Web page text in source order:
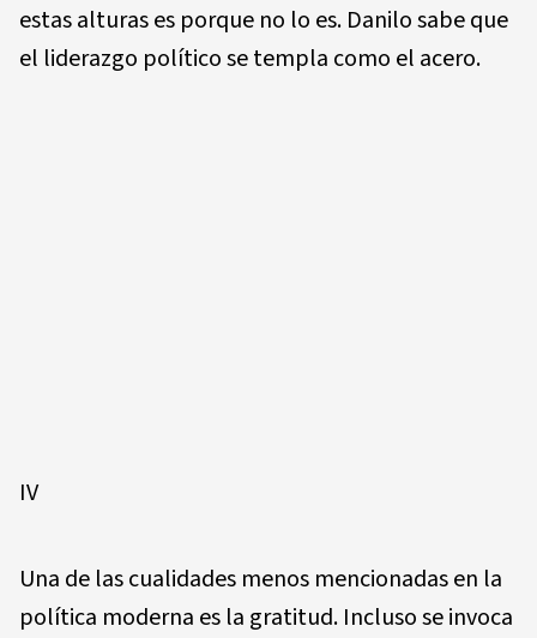
estas alturas es porque no lo es. Danilo sabe que
el liderazgo político se templa como el acero.
IV
Una de las cualidades menos mencionadas en la
política moderna es la gratitud. Incluso se invoca